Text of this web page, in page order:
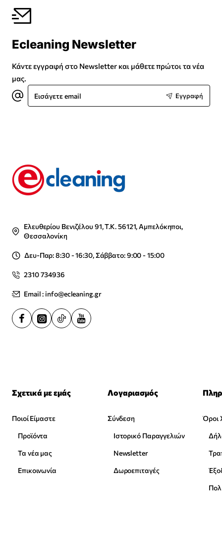
Ecleaning Newsletter
Κάντε εγγραφή στο Newsletter και μάθετε πρώτοι τα νέα
μας.
Εισάγετε
email
Εγγραφή
Ελευθερίου Βενιζέλου 91, Τ.Κ. 56121, Αμπελόκηποι,
Θεσσαλονίκη
Δευ-Παρ: 8:30 - 16:30, Σάββατο: 9:00 - 15:00
2310 734936
Email : info@ecleaning.gr
Σχετικά με εμάς
Ποιοί Είμαστε
Προϊόντα
Τα νέα μας
Επικοινωνία
Λογαριασμός
Σύνδεση
Ιστορικό Παραγγελιών
Newsletter
Δωροεπιταγές
Όροι